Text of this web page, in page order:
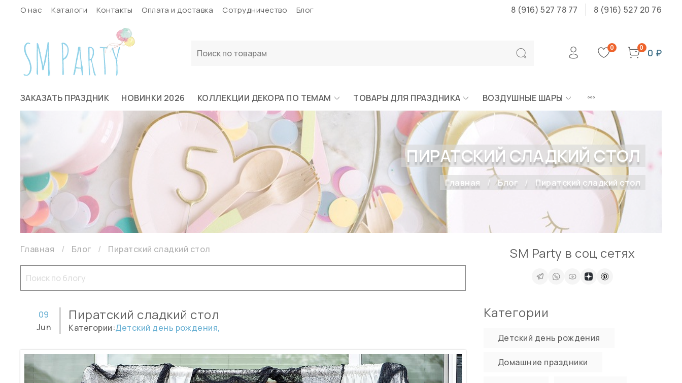
О нас Каталоги Контакты Оплата и доставка Сотрудничество Блог 8 (916) 527 78 77 8 (916) 527 20 76
0 0 0 ₽
ЗАКАЗАТЬ ПРАЗДНИК НОВИНКИ 2026 КОЛЛЕКЦИИ ДЕКОРА ПО ТЕМАМ ТОВАРЫ ДЛЯ ПРАЗДНИКА ВОЗДУШНЫЕ ШАРЫ
ПИРАТСКИЙ СЛАДКИЙ СТОЛ
Главная Блог Пиратский сладкий стол
Главная Блог Пиратский сладкий стол
Пиратский сладкий стол
09
Jun
Категории:Детский день рождения,
SM Party в соц сетях
Категории
Детский день рождения
Домашние праздники